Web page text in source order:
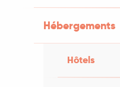
Hébergements
Hôtels